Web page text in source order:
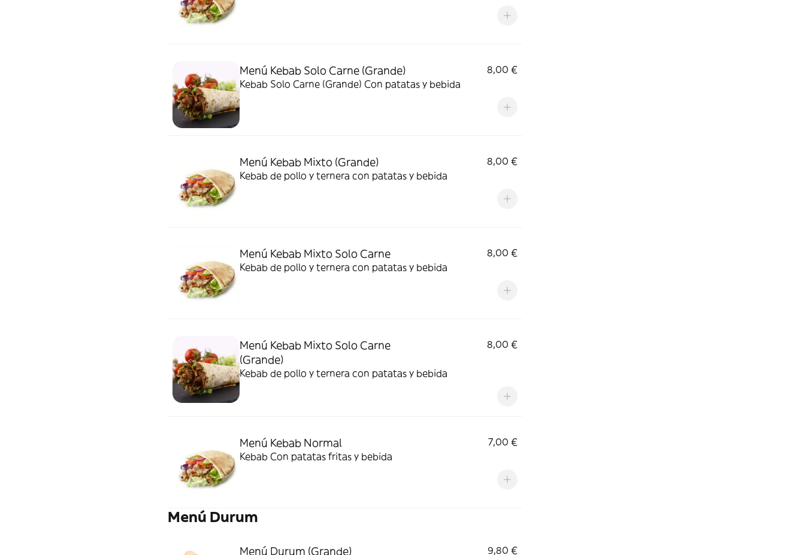
Menú Kebab Solo Carne (Grande)
8,00 €
Kebab Solo Carne (Grande) Con patatas y bebida
Menú Kebab Mixto (Grande)
8,00 €
Kebab de pollo y ternera con patatas y bebida
Menú Kebab Mixto Solo Carne
8,00 €
Kebab de pollo y ternera con patatas y bebida
Menú Kebab Mixto Solo Carne
(Grande)
8,00 €
Kebab de pollo y ternera con patatas y bebida
Menú Kebab Normal
7,00 €
Kebab Con patatas fritas y bebida
Menú Durum
Menú Durum (Grande)
9,80 €